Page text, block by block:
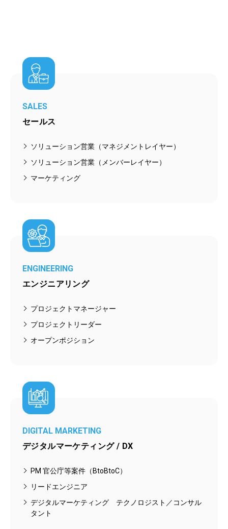
SALES
セールス
ソリューション営業（マネジメントレイヤー）
ソリューション営業（メンバーレイヤー）
マーケティング
ENGINEERING
エンジニアリング
プロジェクトマネージャー
プロジェクトリーダー
オープンポジション
DIGITAL MARKETING
デジタルマーケティング / DX
PM 官公庁等案件（BtoBtoC）
リードエンジニア
デジタルマーケティング テクノロジスト／コンサル
タント